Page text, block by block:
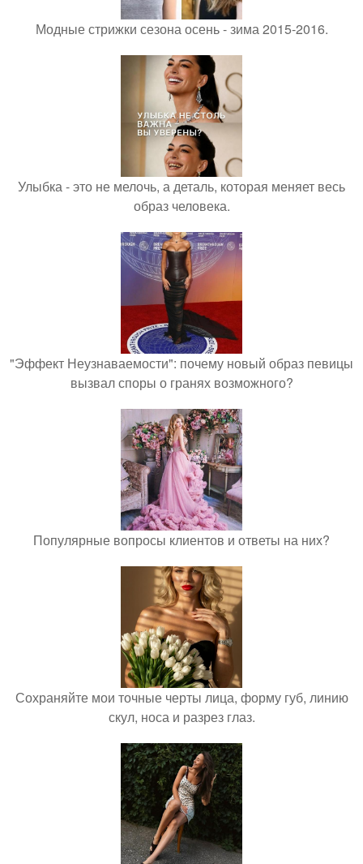
Модные стрижки сезона осень - зима 2015-2016.
Улыбка - это не мелочь, а деталь, которая меняет весь
образ человека.
"Эффект Неузнаваемости": почему новый образ певицы
вызвал споры о гранях возможного?
Популярные вопросы клиентов и ответы на них?
Сохраняйте мои точные черты лица, форму губ, линию
скул, носа и разрез глаз.